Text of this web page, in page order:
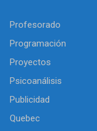
Profesorado
Programación
Proyectos
Psicoanálisis
Publicidad
Quebec